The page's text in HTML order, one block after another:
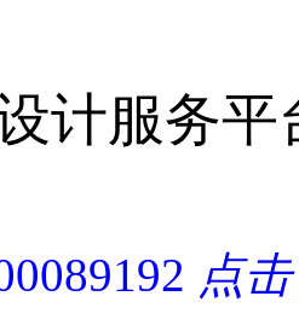
计服务平
点